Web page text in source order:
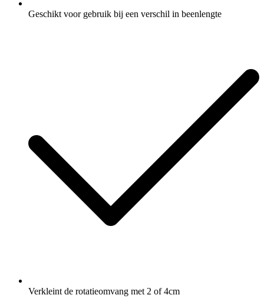
Geschikt voor gebruik bij een verschil in beenlengte
Verkleint de rotatieomvang met 2 of 4cm